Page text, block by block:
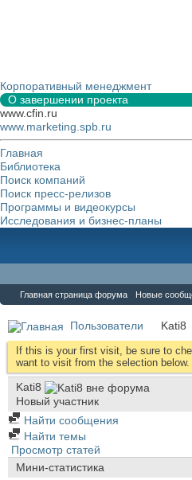
Корпоративный менеджмент
О завершении проекта
www.cfin.ru
www.marketing.spb.ru
Главная
Библиотека
Поиск компаний
Поиск пресс-релизов
Программы и видеокурсы
Исследования и бизнес-планы
Главная страница форума Новые
Пользователи Kati8
If this is your first visit, be sure to
want to visit from the selection below.
Kati8
Новый участник
Найти сообщения
Найти темы
Просмотр статей
Мини-статистика